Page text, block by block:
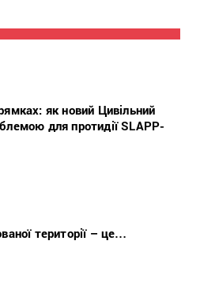
як новий Цивільний
для протидії SLAPP-
території – це…